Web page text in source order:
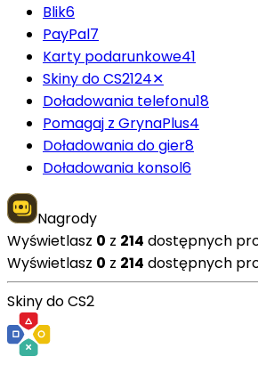
Blik6
PayPal7
Karty podarunkowe41
Skiny do CS2124✕
Doładowania telefonu18
Pomagaj z GrynaPlus4
Doładowania do gier8
Doładowania konsol6
Nagrody
Wyświetlasz 0 z 214 dostępnych
Wyświetlasz 0 z 214 dostępnych
Skiny do CS2